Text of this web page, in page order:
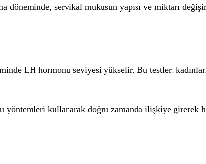
döneminde, servikal mukusun yapısı ve miktarı
LH hormonu seviyesi yükselir. Bu testler,
yöntemleri kullanarak doğru zamanda ilişkiye girerek